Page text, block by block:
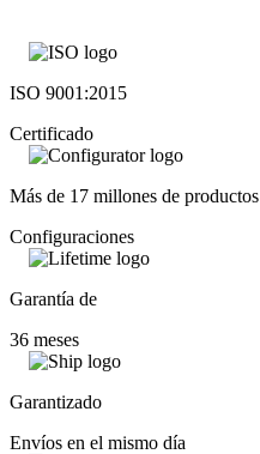
ISO 9001:2015
Certificado
Más de 17 millones de productos
Configuraciones
Garantía de
36 meses
Garantizado
Envíos en el mismo día